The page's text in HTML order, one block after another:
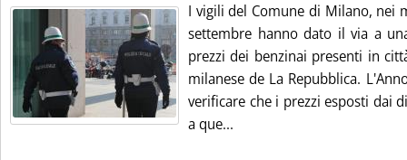
I vigili del Comune di Milano, nei
settembre hanno dato il via a
prezzi dei benzinai presenti in
milanese de La Repubblica.
verificare che i prezzi esposti dai
a que...